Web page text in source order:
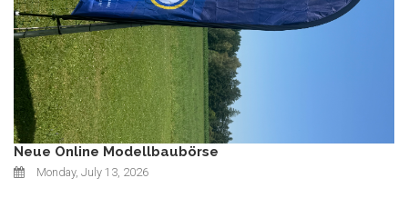
Neue Online Modellbaubörse
Monday, July 13, 2026